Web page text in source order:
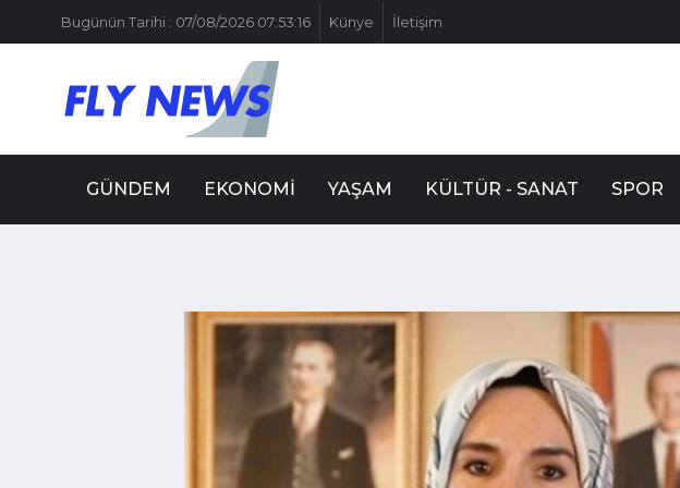
Bugünün Tarihi : 07/08/2026 07:53:16 Künye İletişim
GÜNDEM EKONOMI YAŞAM KÜLTÜR - SANAT SPOR